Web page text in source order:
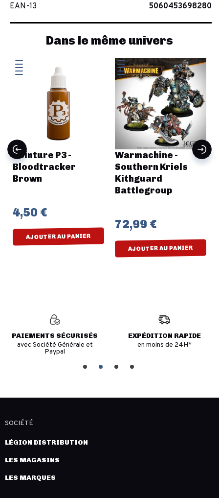
EAN-13 5060453698280
Dans le même univers
Peinture P3 -
Bloodtracker
Brown
4,50 €
AJOUTER AU PANIER
Warmachine -
Southern Kriels
Kithguard
Battlegroup
72,99 €
AJOUTER AU PANIER
PAIEMENTS SÉCURISÉS
avec Société Générale et
Paypal
EXPÉDITION RAPIDE
en moins de 24H*
SOCIÉTÉ
LÉGION DISTRIBUTION
LES MAGASINS
LES MARQUES